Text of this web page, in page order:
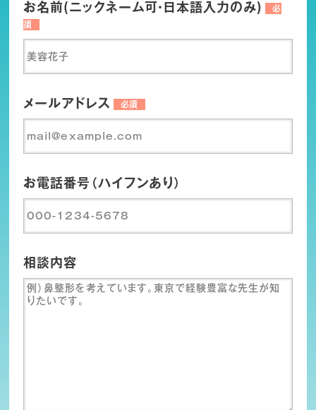
お名前(ニックネーム可・日本語入力のみ)
必
須
メールアドレス 必須
お電話番号（ハイフンあり）
相談内容